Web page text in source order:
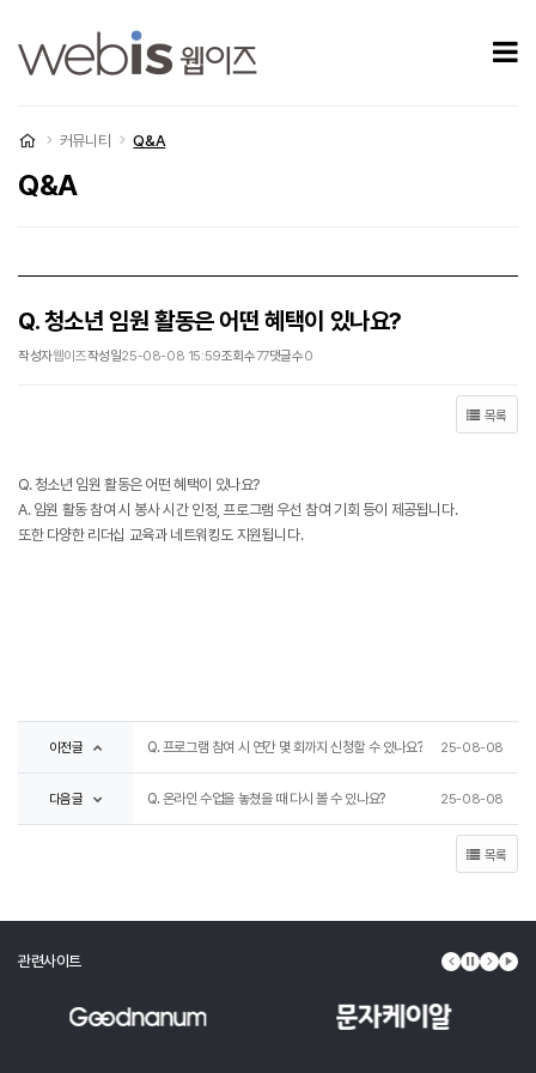
처음으로
커뮤니티 Q&A
Q&A
Q. 청소년 임원 활동은 어떤 혜택이 있나요?
작성자웹이즈작성일25-08-08 15:59조회수77댓글수0
목록
Q. 청소년 임원 활동은 어떤 혜택이 있나요?
A. 임원 활동 참여 시 봉사 시간 인정, 프로그램 우선 참여 기회 등이 제공됩니다.
또한 다양한 리더십 교육과 네트워킹도 지원됩니다.
이전글 Q. 프로그램 참여 시 연간 몇 회까지 신청할 수 있나요? 25-08-08
다음글 Q. 온라인 수업을 놓쳤을 때 다시 볼 수 있나요? 25-08-08
목록
관련사이트 이전 배너
배너 정지
다음 배
배